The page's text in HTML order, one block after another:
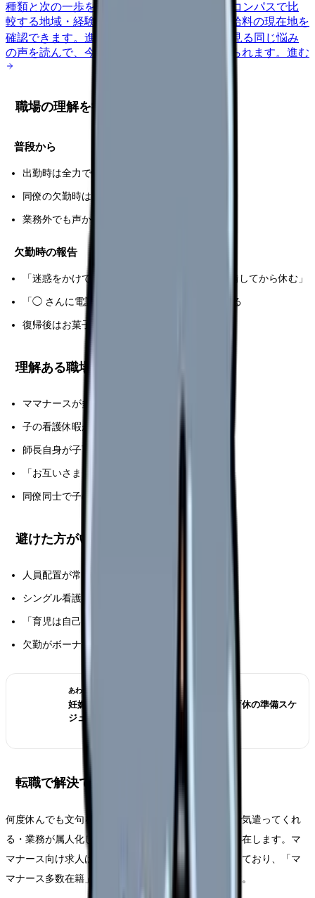
種類と次の一歩を整理します。
給料コンパスで比
較する地域・経験年数・施設形態から、今の給料の現在地を
確認できます。 進む 匿名掲示板で本音を見る 同じ悩み
の声を読んで、今の職場だけの問題か確かめられます。 進む
職場の理解を得る話し方
普段から
出勤時は全力で働く（欠勤分の罪悪感を挽回）
同僚の欠勤時は率先してカバー
業務外でも声かけ・相談を
欠勤時の報告
「迷惑をかけて申し訳ない」より「引き継ぎ準備してから休む」
「◯ さんに電話済です」と問題解決済みを伝える
復帰後はお菓子差し入れなどの小さな感謝
理解ある職場の見極め
ママナースが多く在籍
子の看護休暇が 5 日以上
師長自身が子育て経験者
「お互いさま」文化
同僚同士で子の体調を気遣う
避けた方がいい職場
人員配置が常にギリギリ
シングル看護師が多く子持ちが少数派
「育児は自己責任」の雰囲気
欠勤がボーナス評価に直結
あわせて読みたい
妊娠を上司に伝えるタイミング｜産休・育休の準備スケ
ジュール
転職で解決できるケース
何度休んでも文句を言われない・同僚が子の体調まで気遣ってくれ
る・業務が属人化していない、そんな職場は確かに存在します。マ
マナース向け求人は看護師専門エージェントに集まっており、「マ
マナース多数在籍」の職場を絞って紹介してくれます。